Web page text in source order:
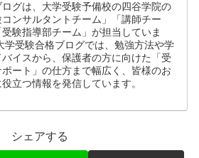
ログは、大学受験予備校の四谷学院の
コンサルタントチーム」「講師チー
受験指導部チーム」が担当していま
学受験合格ブログでは、勉強方法や学
バイスから、保護者の方に向けた「受
ート」の仕方まで幅広く、皆様のお
立つ情報を発信しています。
シェアする